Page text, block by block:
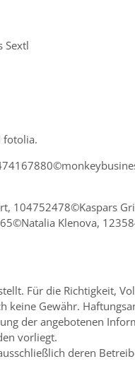
Sextl
fotolia.
104752478©Kaspars
Klenova,
Für die Richtigkeit,
Gewähr.
der angebotenen
vorliegt.
deren